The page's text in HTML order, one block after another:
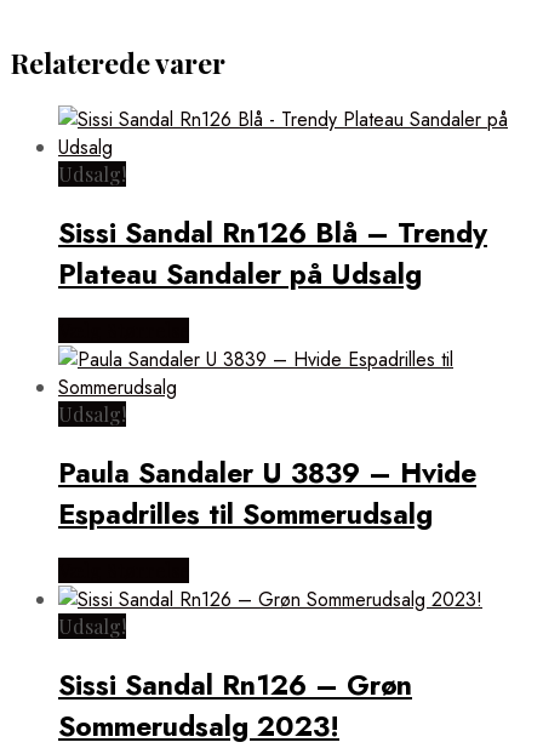
Relaterede varer
Udsalg!
Sissi Sandal Rn126 Blå – Trendy
Plateau Sandaler på Udsalg
Udsalg!
Paula Sandaler U 3839 – Hvide
Espadrilles til Sommerudsalg
Udsalg!
Sissi Sandal Rn126 – Grøn
Sommerudsalg 2023!